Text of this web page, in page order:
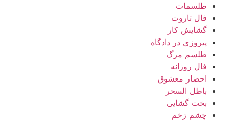
طلسمات
فال تاروت
گشایش کار
پیروزی در دادگاه
طلسم مرگ
فال روزانه
احضار معشوق
باطل السحر
بخت گشایی
چشم زخم